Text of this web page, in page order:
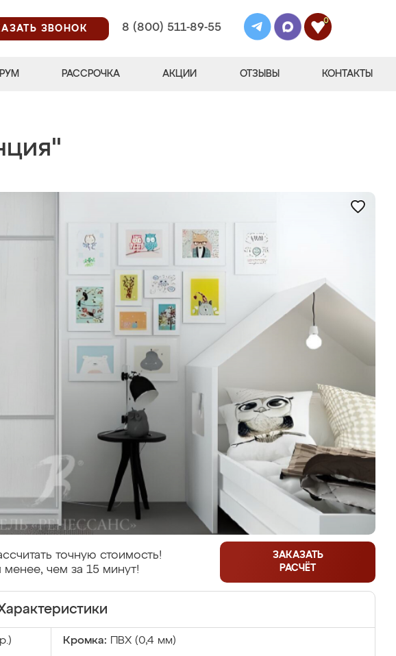
ЗВОНОК
8 (800) 511-89-55
0
РАССРОЧКА АКЦИИ ОТЗЫВЫ КОНТАКТЫ
точную стоимость!
менее, чем за 15 минут!
ЗАКАЗАТЬ
РАСЧЁТ
Кромка: ПВХ (0,4 мм)